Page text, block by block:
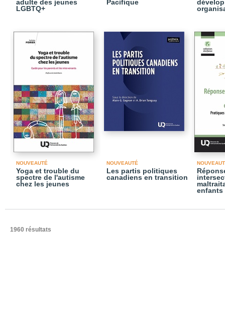
adulte des jeunes
LGBTQ+
Pacifique
NOUVEAUTÉ
Yoga et trouble du
spectre de l'autisme
chez les jeunes
NOUVEAUTÉ
Les partis politiques
canadiens en transition
enfants
1960 résultats